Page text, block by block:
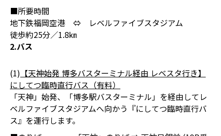
■所要時間
地下鉄福岡空港 ⇔ レベルファイブスタジアム
徒歩約25分／1.8㎞
2.バス
(1) 【天神始発 博多バスターミナル経由 レベスタ行き】
にしてつ臨時直行バス（有料）
「天神」始発、「博多駅バスターミナル」を経由してレ
ベルファイブスタジアムへ向かう『にしてつ臨時直行バ
ス』を運行します。